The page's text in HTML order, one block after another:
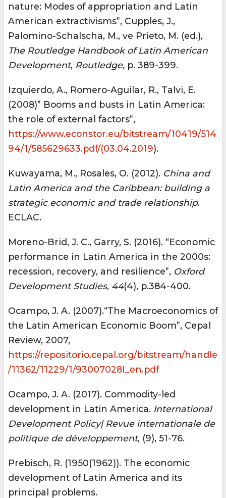
nature: Modes of appropriation and Latin
American extractivisms”, Cupples, J.,
Palomino-Schalscha, M., ve Prieto, M. (ed.),
The Routledge Handbook of Latin American
Development, Routledge, p. 389-399.
Izquierdo, A., Romero-Aguilar, R., Talvi, E.
(2008)” Booms and busts in Latin America:
the role of external factors”,
https://www.econstor.eu/bitstream/10419/514
94/1/585629633.pdf/(03.04.2019).
Kuwayama, M., Rosales, O. (2012). China and
Latin America and the Caribbean: building a
strategic economic and trade relationship.
ECLAC.
Moreno-Brid, J. C., Garry, S. (2016). “Economic
performance in Latin America in the 2000s:
recession, recovery, and resilience”, Oxford
Development Studies, 44(4), p.384-400.
Ocampo, J. A. (2007).“The Macroeconomics of
the Latin American Economic Boom”, Cepal
Review, 2007,
https://repositorio.cepal.org/bitstream/handle
/11362/11229/1/93007028I_en.pdf
Ocampo, J. A. (2017). Commodity-led
development in Latin America. International
Development Policy| Revue internationale de
politique de développement, (9), 51-76.
Prebisch, R. (1950(1962)). The economic
development of Latin America and its
principal problems.